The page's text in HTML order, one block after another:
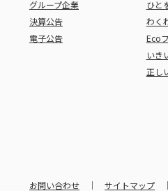
グループ企業
決算公告
電子公告
ひと
わく
Eco
いき
正し
お問い合わせ サイトマップ